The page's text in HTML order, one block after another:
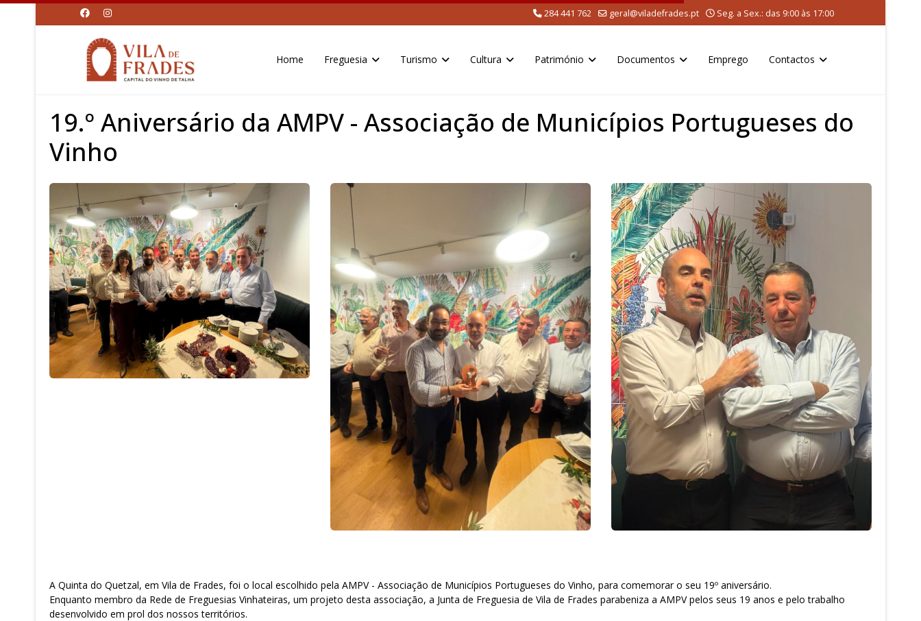
284 441 762 geral@viladefrades.pt Seg. a Sex.: das 9:00 às 17:00
Home Freguesia Turismo Cultura Património Documentos Emprego Contactos
19.º Aniversário da AMPV - Associação de Municípios Portugueses do
Vinho
A Quinta do Quetzal, em Vila de Frades, foi o local escolhido pela AMPV - Associação de Municípios Portugueses do Vinho, para comemorar o seu 19º aniversário.
Enquanto membro da Rede de Freguesias Vinhateiras, um projeto desta associação, a Junta de Freguesia de Vila de Frades parabeniza a AMPV pelos seus 19 anos e pelo trabalho
desenvolvido em prol dos nossos territórios.